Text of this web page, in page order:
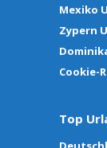
Mexiko
Zypern
Cookie-
Top